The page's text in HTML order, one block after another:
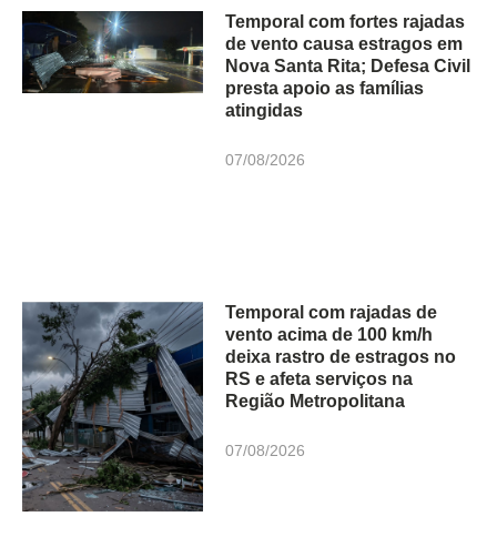
Temporal com fortes rajadas
de vento causa estragos em
Nova Santa Rita; Defesa Civil
presta apoio as famílias
atingidas
07/08/2026
Temporal com rajadas de
vento acima de 100 km/h
deixa rastro de estragos no
RS e afeta serviços na
Região Metropolitana
07/08/2026